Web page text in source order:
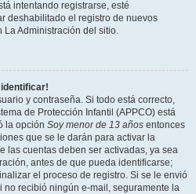
intentando registrarse, esté
deshabilitado el registro de nuevos
La Administración del sitio.
identificar!
y contraseña. Si todo está correcto,
de Protección Infantil (APPCO) está
la opción Soy menor de 13 años entonces
que se le darán para activar la
las cuentas deben ser activadas, ya sea
antes de que pueda identificarse;
el proceso de registro. Si se le envió
no recibió ningún e-mail, seguramente la